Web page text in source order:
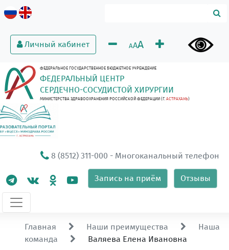
Личный кабинет AAA
ФЕДЕРАЛЬНОЕ ГОСУДАРСТВЕННОЕ БЮДЖЕТНОЕ УЧРЕЖДЕНИЕ
ФЕДЕРАЛЬНЫЙ ЦЕНТР
СЕРДЕЧНО-СОСУДИСТОЙ ХИРУРГИИ
МИНИСТЕРСТВА ЗДРАВООХРАНЕНИЯ РОССИЙСКОЙ ФЕДЕРАЦИИ (Г. АСТРАХАНЬ)
8 (8512) 311-000 - Многоканальный телефон
Запись на приём Отзывы
Главная Наши преимущества
Наша
команда
Валяева Елена Ивановна